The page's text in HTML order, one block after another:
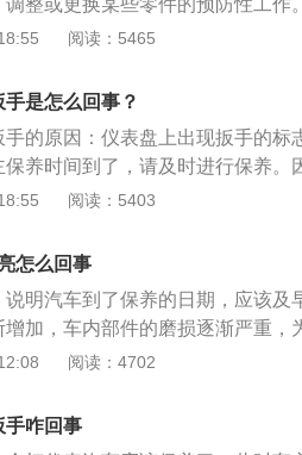
3万到4万公里。
整或更换某些零件的预防性工作
匙转至通电状态；2、按住仪表盘
4、检查底盘；5、检查汽车拉杆
阅读：5465
是怎么回事？
的原因：仪表盘上出现扳手的标
养时间到了，请及时进行保养。
到了固定保养时间就会出现扳手
油里程、机油滤芯里程、空气滤芯
程等，此外这些里程可以根据实际
阅读：5403
怎么回事
明汽车到了保养的日期，应该及
加，车内部件的磨损逐渐严重，
汽车都会设置保养灯。保养灯是
零，虽然不会影响汽车的正常驾
法准确的知道配件使用的时间。在
阅读：4702
手咋回事